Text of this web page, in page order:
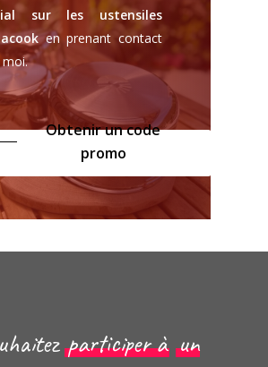
sur les ustensiles
en prenant contact
moi.
Obtenir un code
promo
participer à un